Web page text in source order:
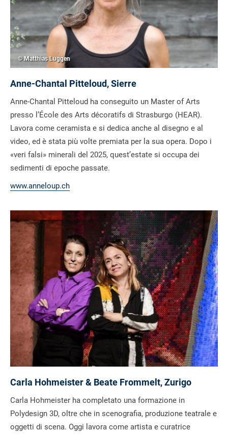
© Matthias Luggen
Anne-Chantal Pitteloud, Sierre
Anne-Chantal Pitteloud ha conseguito un Master of Arts
presso l’École des Arts décoratifs di Strasburgo (HEAR).
Lavora come ceramista e si dedica anche al disegno e al
video, ed è stata più volte premiata per la sua opera. Dopo i
«veri falsi» minerali del 2025, quest’estate si occupa dei
sedimenti di epoche passate.
www.anneloup.ch
Carla Hohmeister & Beate Frommelt, Zurigo
Carla Hohmeister ha completato una formazione in
Polydesign 3D, oltre che in scenografia, produzione teatrale e
oggetti di scena. Oggi lavora come artista e curatrice